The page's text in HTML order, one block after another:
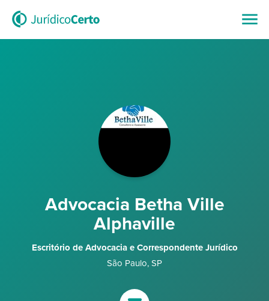
Advocacia Betha Ville
Alphaville
Escritório de Advocacia e Correspondente Jurídico
São Paulo, SP